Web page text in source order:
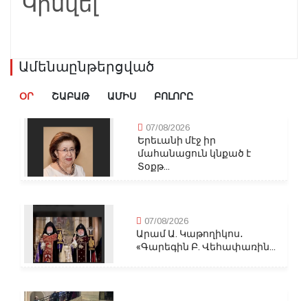
Ամենաընթերցված
ՕՐ ՇԱԲԱԹ ԱՄԻՍ ԲՈԼՈՐԸ
07/08/2026
Երեւանի մէջ իր
մահանացուն կնքած է
Տօքթ...
07/08/2026
Արամ Ա. Կաթողիկոս․
«Գարեգին Բ. Վեհափառին...